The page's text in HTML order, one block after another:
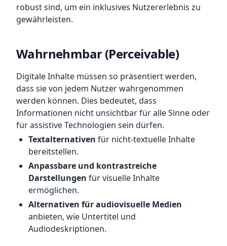
robust sind, um ein inklusives Nutzererlebnis zu
gewährleisten.
Wahrnehmbar (Perceivable)
Digitale Inhalte müssen so präsentiert werden,
dass sie von jedem Nutzer wahrgenommen
werden können. Dies bedeutet, dass
Informationen nicht unsichtbar für alle Sinne oder
für assistive Technologien sein dürfen.
Textalternativen für nicht-textuelle Inhalte
bereitstellen.
Anpassbare und kontrastreiche
Darstellungen für visuelle Inhalte
ermöglichen.
Alternativen für audiovisuelle Medien
anbieten, wie Untertitel und
Audiodeskriptionen.